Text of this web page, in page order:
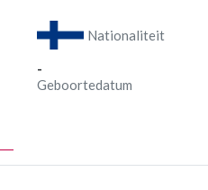
Nationaliteit
-
Geboortedatum